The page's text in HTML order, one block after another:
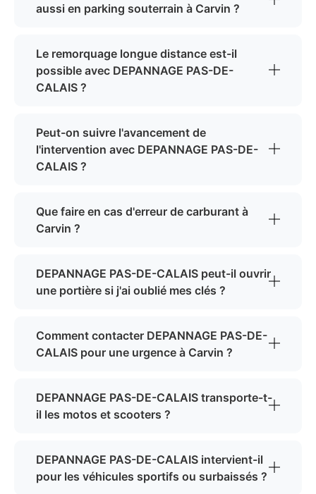
aussi en parking souterrain à Carvin ?
Le remorquage longue distance est-il
possible avec DEPANNAGE PAS-DE-
CALAIS ?
Peut-on suivre l'avancement de
l'intervention avec DEPANNAGE PAS-DE-
CALAIS ?
Que faire en cas d'erreur de carburant à
Carvin ?
DEPANNAGE PAS-DE-CALAIS peut-il ouvrir
une portière si j'ai oublié mes clés ?
Comment contacter DEPANNAGE PAS-DE-
CALAIS pour une urgence à Carvin ?
DEPANNAGE PAS-DE-CALAIS transporte-t-
il les motos et scooters ?
DEPANNAGE PAS-DE-CALAIS intervient-il
pour les véhicules sportifs ou surbaissés ?